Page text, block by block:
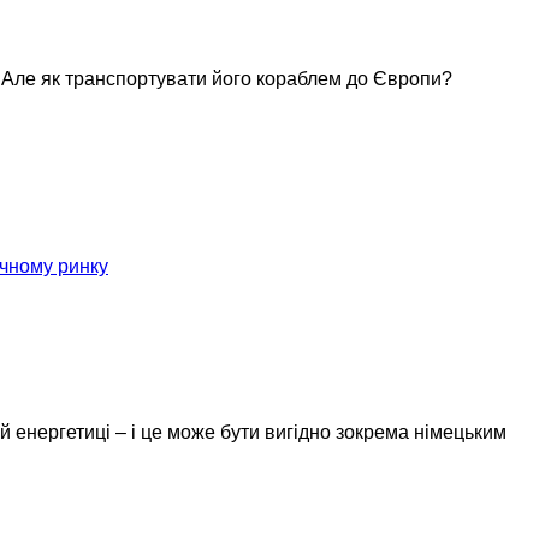
як транспортувати його кораблем до Європи?
ринку
– і це може бути вигідно зокрема німецьким